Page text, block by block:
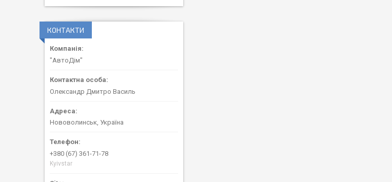
КОНТАКТИ
"АвтоДім"
Олександр Дмитро Василь
Нововолинськ, Україна
+380 (67) 361-71-78
Kyivstar